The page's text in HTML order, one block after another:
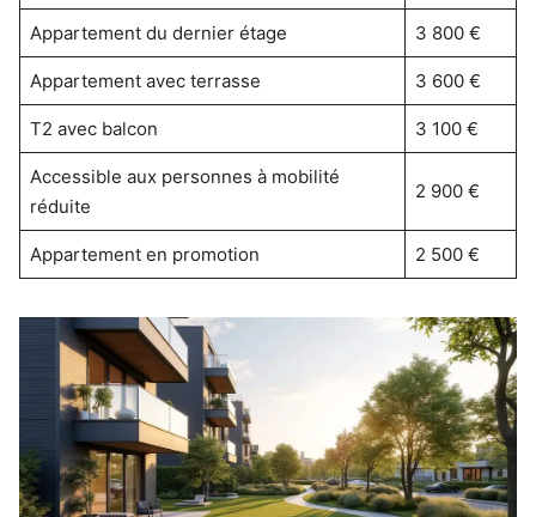
Appartement du dernier étage 3 800 €
Appartement avec terrasse 3 600 €
T2 avec balcon 3 100 €
Accessible aux personnes à mobilité
réduite
2 900 €
Appartement en promotion 2 500 €